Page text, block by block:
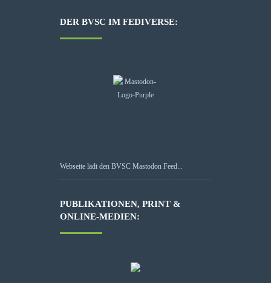
DER BVSC IM FEDIVERSE:
Webseite lädt den BVSC Mastodon Feed...
PUBLIKATIONEN, PRINT &
ONLINE-MEDIEN: